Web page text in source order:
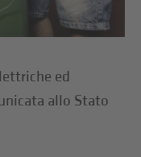
ed
allo Stato